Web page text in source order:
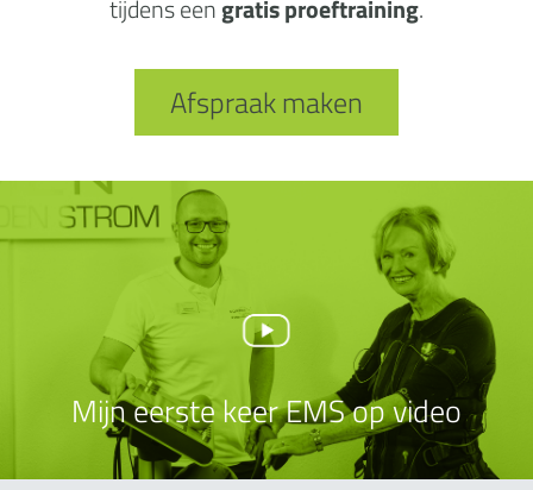
tijdens eengratis proeftraining.
Afspraak maken
Mijn eerste keer EMS op video